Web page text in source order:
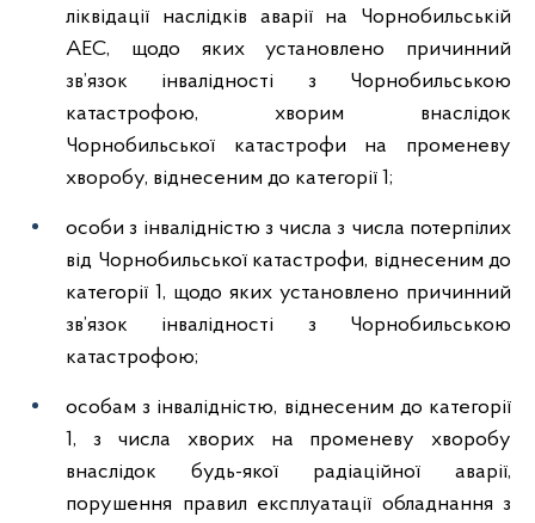
ліквідації наслідків аварії на Чорнобильській
АЕС, щодо яких установлено причинний
зв’язок інвалідності з Чорнобильською
катастрофою, хворим внаслідок
Чорнобильської катастрофи на променеву
хворобу, віднесеним до категорії 1;
особи з інвалідністю з числа з числа потерпілих
від Чорнобильської катастрофи, віднесеним до
категорії 1, щодо яких установлено причинний
зв’язок інвалідності з Чорнобильською
катастрофою;
особам з інвалідністю, віднесеним до категорії
1, з числа хворих на променеву хворобу
внаслідок будь-якої радіаційної аварії,
порушення правил експлуатації обладнання з